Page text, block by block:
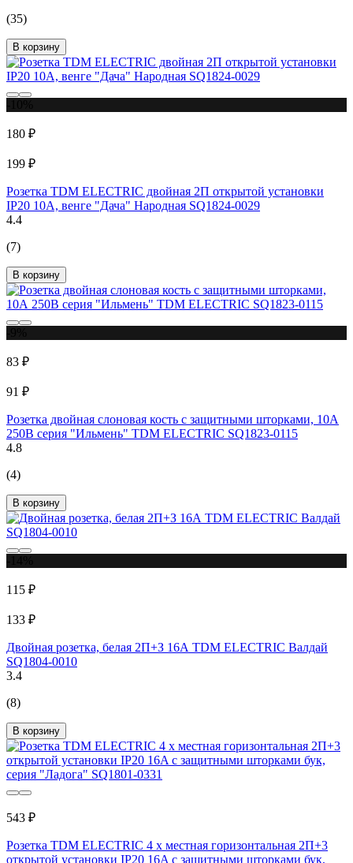
(35)
В корзину
180 ₽
199 ₽
Розетка TDM ELECTRIC двойная 2П открытой установки
IP20 10А, венге "Дача" Народная SQ1824-0029
4.4
(7)
В корзину
83 ₽
91 ₽
Розетка двойная слоновая кость с защитными шторками, 10А
250В серия "Ильмень" TDM ELECTRIC SQ1823-0115
4.8
(4)
В корзину
115 ₽
133 ₽
Двойная розетка, белая 2П+З 16А TDM ELECTRIC Валдай
SQ1804-0010
3.4
(8)
В корзину
543 ₽
Розетка TDM ELECTRIC 4 х местная горизонтальная 2П+3
открытой установки IP20 16A с защитными шторками бук,